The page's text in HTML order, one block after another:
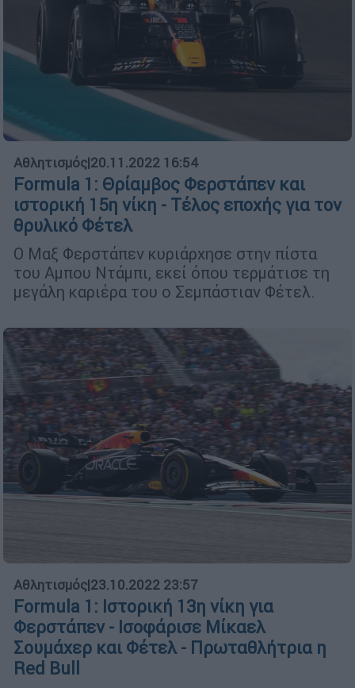
Αθλητισμός|20.11.2022 16:54
Formula 1: Θρίαμβος Φερστάπεν και
ιστορική 15η νίκη - Τέλος εποχής για τον
θρυλικό Φέτελ
Ο Μαξ Φερστάπεν κυριάρχησε στην πίστα
του Αμπου Ντάμπι, εκεί όπου τερμάτισε τη
μεγάλη καριέρα του ο Σεμπάστιαν Φέτελ.
Αθλητισμός|23.10.2022 23:57
Formula 1: Ιστορική 13η νίκη για
Φερστάπεν - Ισοφάρισε Μίκαελ
Σουμάχερ και Φέτελ - Πρωταθλήτρια η
Red Bull